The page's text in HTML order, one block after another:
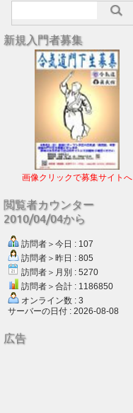
新規入門者募集
画像クリックで募集サイトへ
閲覧者カウンター
2010/04/04から
訪問者＞今日 : 107
訪問者＞昨日 : 805
訪問者＞月別 : 5270
訪問者＞合計 : 1186850
オンライン数 : 3
サーバーの日付 : 2026-08-08
広告